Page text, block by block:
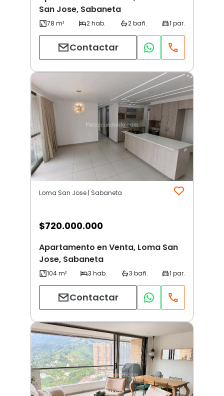
San Jose, Sabaneta
Contactar
Loma San Jose | Sabaneta
$720.000.000
Apartamento en Venta, Loma San
Jose, Sabaneta
Contactar